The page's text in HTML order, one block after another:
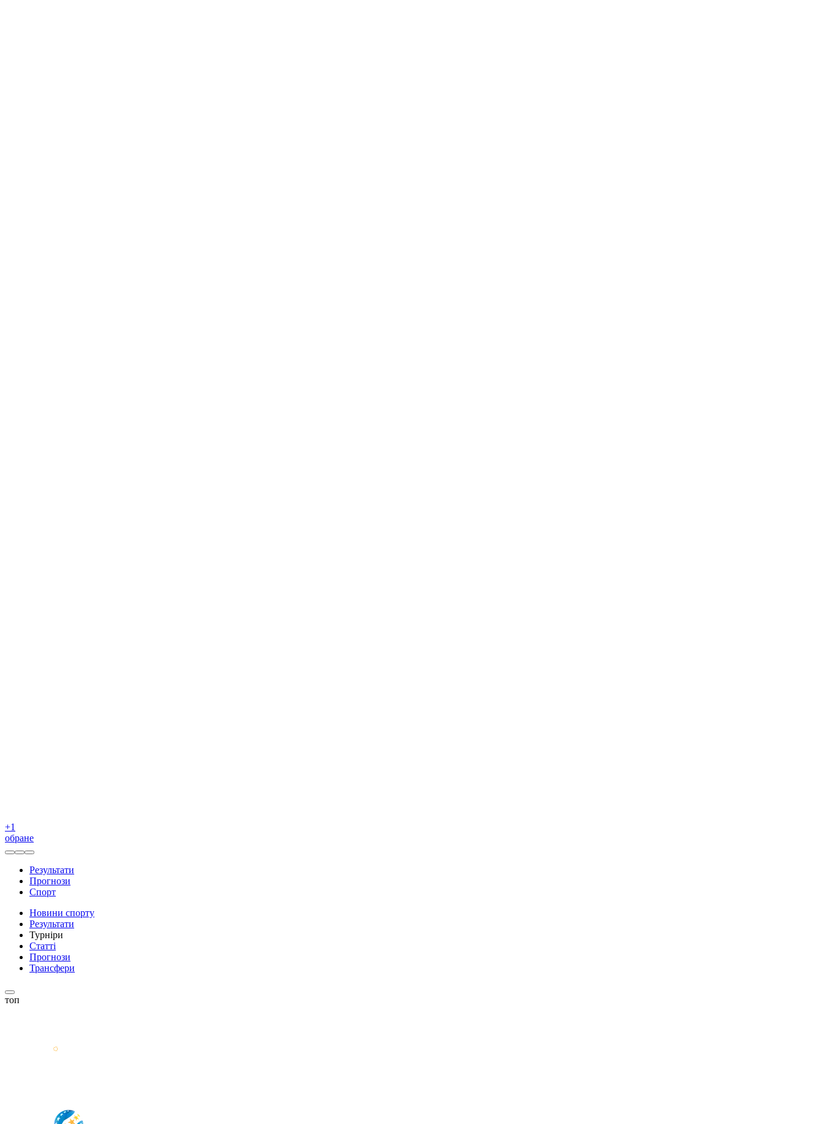
+1
обране
Результати
Прогнози
Спорт
Новини спорту
Результати
Турніри
Статті
Прогнози
Трансфери
топ